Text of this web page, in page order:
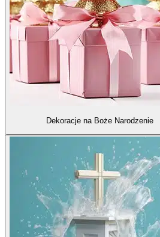
Dekoracje na Boże Narodzenie